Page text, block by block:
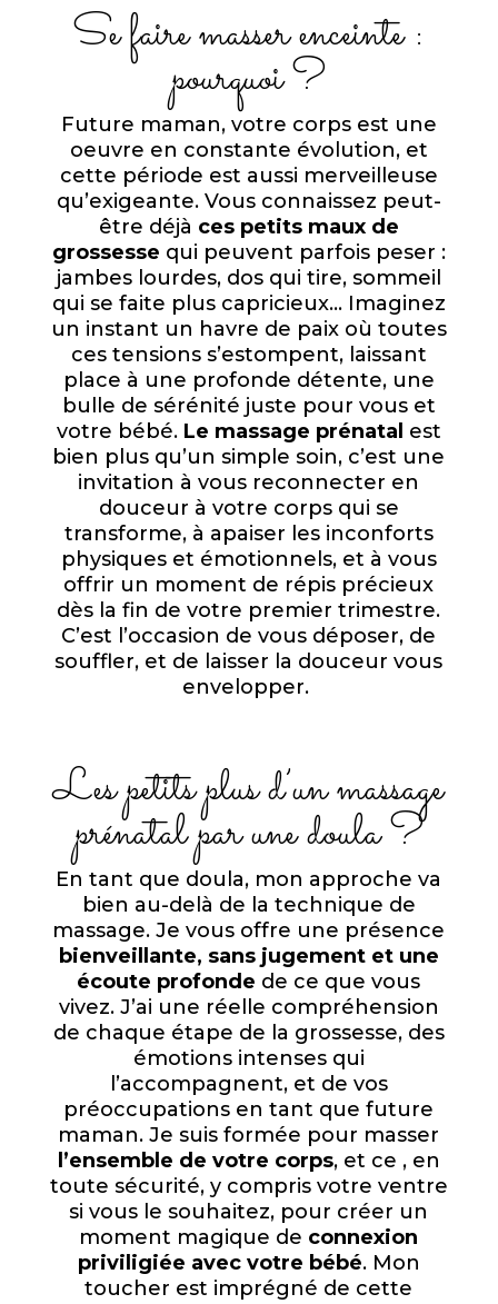
Se faire masser enceinte :
pourquoi ?
Future maman, votre corps est une
oeuvre en constante évolution, et
cette période est aussi merveilleuse
qu’exigeante. Vous connaissez peut-
être déjà ces petits maux de
grossesse qui peuvent parfois peser :
jambes lourdes, dos qui tire, sommeil
qui se faite plus capricieux… Imaginez
un instant un havre de paix où toutes
ces tensions s’estompent, laissant
place à une profonde détente, une
bulle de sérénité juste pour vous et
votre bébé. Le massage prénatal est
bien plus qu’un simple soin, c’est une
invitation à vous reconnecter en
douceur à votre corps qui se
transforme, à apaiser les inconforts
physiques et émotionnels, et à vous
offrir un moment de répis précieux
dès la fin de votre premier trimestre.
C’est l’occasion de vous déposer, de
souffler, et de laisser la douceur vous
envelopper.
Les petits plus d’un massage
prénatal par une doula ?
En tant que doula, mon approche va
bien au-delà de la technique de
massage. Je vous offre une présence
bienveillante, sans jugement et une
écoute profonde de ce que vous
vivez. J’ai une réelle compréhension
de chaque étape de la grossesse, des
émotions intenses qui
l’accompagnent, et de vos
préoccupations en tant que future
maman. Je suis formée pour masser
l’ensemble de votre corps, et ce , en
toute sécurité, y compris votre ventre
si vous le souhaitez, pour créer un
moment magique de connexion
priviligiée avec votre bébé. Mon
toucher est imprégné de cette